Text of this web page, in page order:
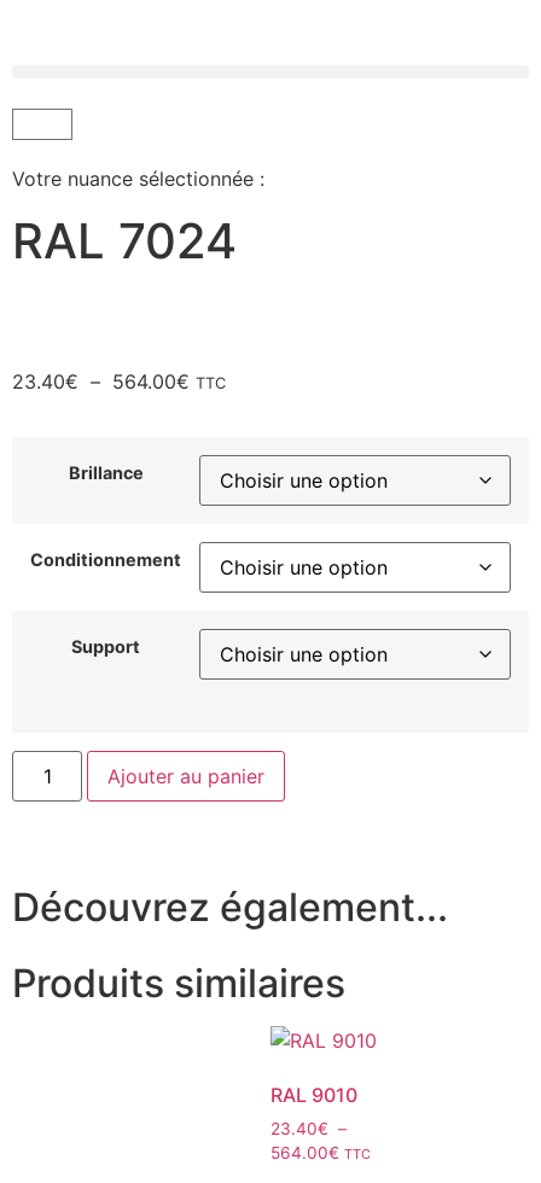
Votre nuance sélectionnée :
RAL 7024
23.40€ – 564.00€ TTC
Brillance
Conditionnement
Support
Ajouter au panier
Découvrez également...
Produits similaires
RAL 9010
23.40€ –
564.00€ TTC